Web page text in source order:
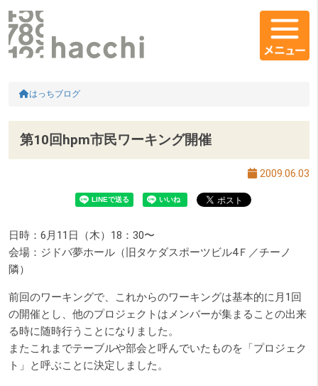
コンテンツエリア
メインコンテンツ
HOME
はっちブログ
第10回hpm市民ワーキング開催
2009.06.03
日時：6月11日（木）18：30〜
会場：ジドバ夢ホール（旧タケダスポーツビル4Ｆ／チーノ
隣）
前回のワーキングで、これからのワーキングは基本的に月1回
の開催とし、他のプロジェクトはメンバーが集まることの出来
る時に随時行うことになりました。
またこれまでテーブルや部会と呼んでいたものを「プロジェク
ト」と呼ぶことに決定しました。